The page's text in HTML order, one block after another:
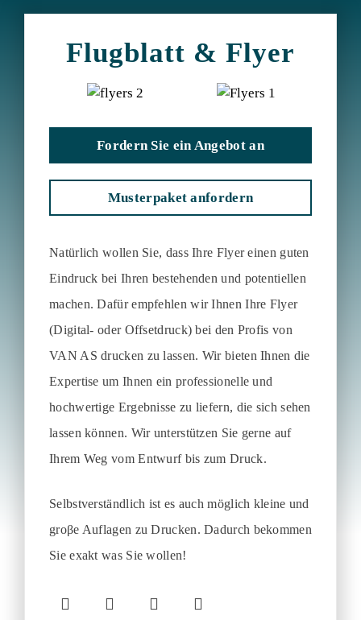
Flugblatt & Flyer
Fordern Sie ein Angebot an
Musterpaket anfordern
Natürlich wollen Sie, dass Ihre Flyer einen guten
Eindruck bei Ihren bestehenden und potentiellen
machen. Dafür empfehlen wir Ihnen Ihre Flyer
(Digital- oder Offsetdruck) bei den Profis von
VAN AS drucken zu lassen. Wir bieten Ihnen die
Expertise um Ihnen ein professionelle und
hochwertige Ergebnisse zu liefern, die sich sehen
lassen können. Wir unterstützen Sie gerne auf
Ihrem Weg vom Entwurf bis zum Druck.
Selbstverständlich ist es auch möglich kleine und
groβe Auflagen zu Drucken. Dadurch bekommen
Sie exakt was Sie wollen!